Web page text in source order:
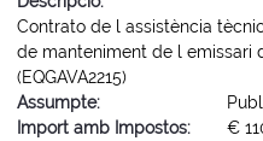
Contrato de l assistència
de manteniment de l emissari
(EQGAVA2215)
Assumpte:
Import amb Impostos:
€